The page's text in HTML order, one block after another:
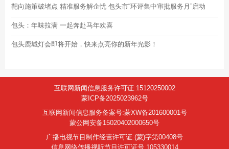
靶向施策破堵点 精准服务解企忧 包头市“环评集中审批服务月”启动
包头：年味拉满 一起奔赴马年欢喜
包头鹿城灯会即将开始，快来点亮你的新年光影！
互联网新闻信息服务许可证:15120250002
蒙ICP备2025023962号
互联网新闻信息服务备案号:蒙XW备201600001号
蒙公网安备15020402000650号
广播电视节目制作经营许可证:(蒙)字第00408号
信息网络传播视听节目许可证号 105330014